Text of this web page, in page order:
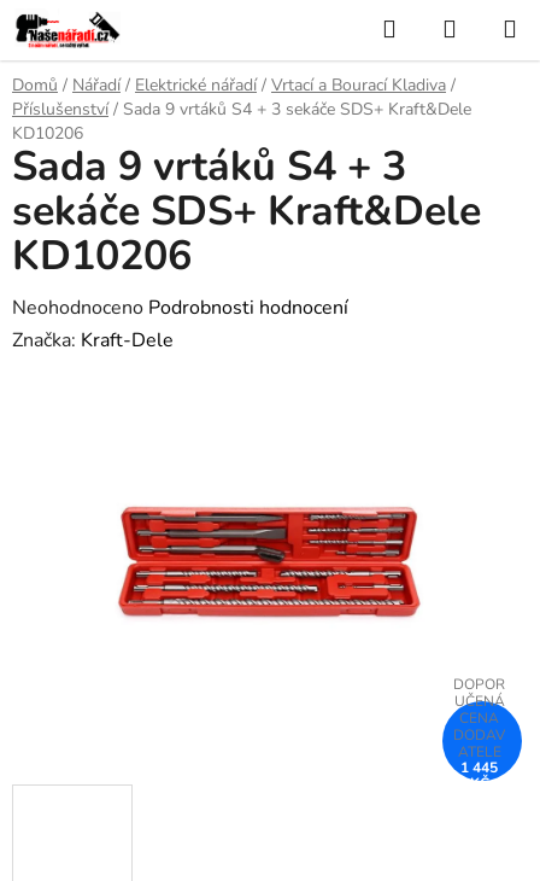
Přejít
na
obsah
Hledat
KOŠÍK
Domů / Nářadí / Elektrické nářadí / Vrtací a Bourací Kladiva /
Příslušenství / Sada 9 vrtáků S4 + 3 sekáče SDS+ Kraft&Dele
KD10206
Sada 9 vrtáků S4 + 3
sekáče SDS+ Kraft&Dele
KD10206
Průměrné
hodnocení
Neohodnoceno Podrobnosti hodnocení
Značka: Kraft-Dele
1 445
KČ